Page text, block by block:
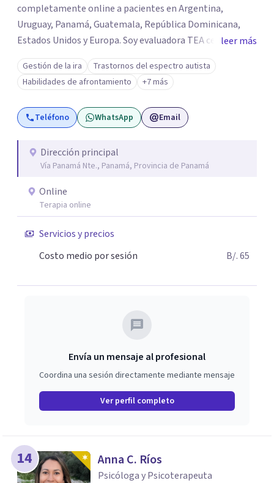
completamente online a pacientes en Argentina,
Uruguay, Panamá, Guatemala, República Dominicana,
Estados Unidos y Europa. Soy evaluadora TEA certificada
por Weill Cornell Medicine (USA), con especialización en
el método PEERS de la UCLA (Los Angeles) para el
desarrollo de habilidades sociales en personas con TEA.
Formo y superviso colegas que se inician en la profesión y
soy directora de un equipo interdisciplinario de más de 25
leer más
Gestión de la ira
Trastornos del espectro autista
Habilidades de afrontamiento
+7 más
Teléfono WhatsApp Email
Dirección principal
Vía Panamá Nte., Panamá, Provincia de Panamá
Online
Terapia online
Servicios y precios
Costo medio por sesión
B/. 65
Envía un mensaje al profesional
Coordina una sesión directamente mediante mensaje
Ver perfil completo
14 Anna C. Ríos
Psicóloga y Psicoterapeuta